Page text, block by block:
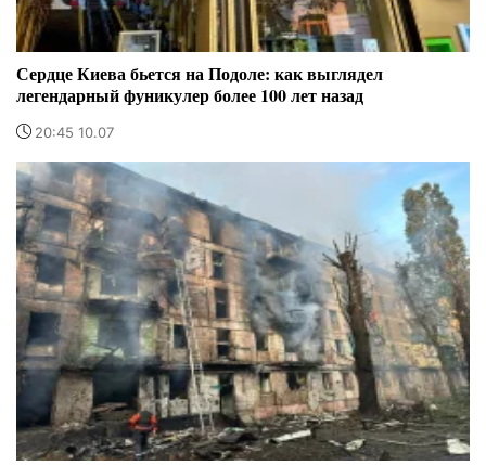
Сердце Киева бьется на Подоле: как выглядел
легендарный фуникулер более 100 лет назад
20:45 10.07